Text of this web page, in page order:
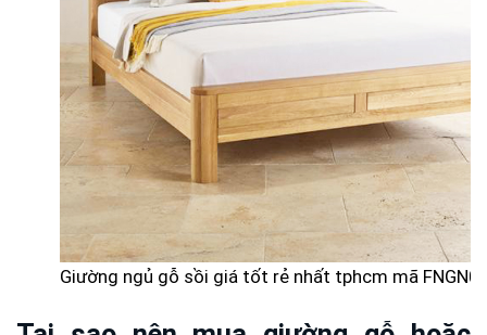
Giường ngủ gỗ sồi giá tốt rẻ nhất tphcm mã FNGN04